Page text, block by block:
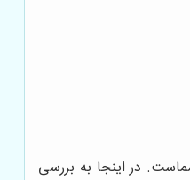
در اینجا به بررسی